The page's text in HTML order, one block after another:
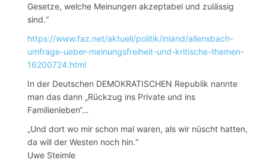
Gesetze, welche Meinungen akzeptabel und zulässig
sind.“
https://www.faz.net/aktuell/politik/inland/allensbach-
umfrage-ueber-meinungsfreiheit-und-kritische-themen-
16200724.html
In der Deutschen DEMOKRATISCHEN Republik nannte
man das dann „Rückzug ins Private und ins
Familienleben“…
„Und dort wo mir schon mal waren, als wir nüscht hatten,
da will der Westen noch hin.“
Uwe Steimle